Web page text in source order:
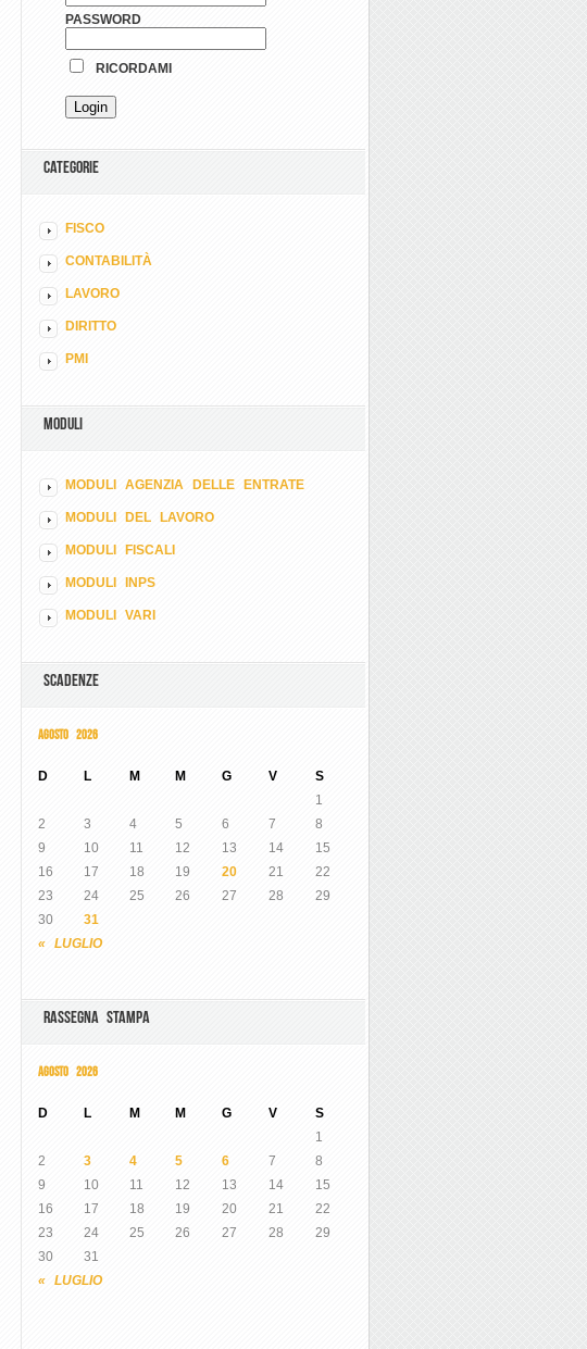
PASSWORD
RICORDAMI
CATEGORIE
FISCO
CONTABILITÀ
LAVORO
DIRITTO
PMI
MODULI
MODULI AGENZIA DELLE ENTRATE
MODULI DEL LAVORO
MODULI FISCALI
MODULI INPS
MODULI VARI
SCADENZE
AGOSTO 2026
D L M M G V S
« LUGLIO
1
2
3 4 5 6 7
8
9
10 11 12 13 14
15
16
17 18 19 20 21
22
23
24 25 26 27 28
29
30
31
RASSEGNA STAMPA
AGOSTO 2026
D L M M G V S
« LUGLIO
1
2
3 4 5 6 7
8
9
10 11 12 13 14
15
16
17 18 19 20 21
22
23
24 25 26 27 28
29
30
31